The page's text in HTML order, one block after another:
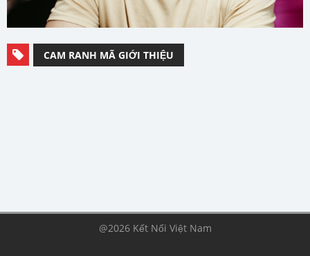
CAM RANH MÃ GIỚI THIỆU
@2026 Kết Nối Việt Nam